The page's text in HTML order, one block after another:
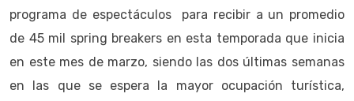
programa de espectáculos para recibir a un promedio
de 45 mil spring breakers en esta temporada que inicia
en este mes de marzo, siendo las dos últimas semanas
en las que se espera la mayor ocupación turística,